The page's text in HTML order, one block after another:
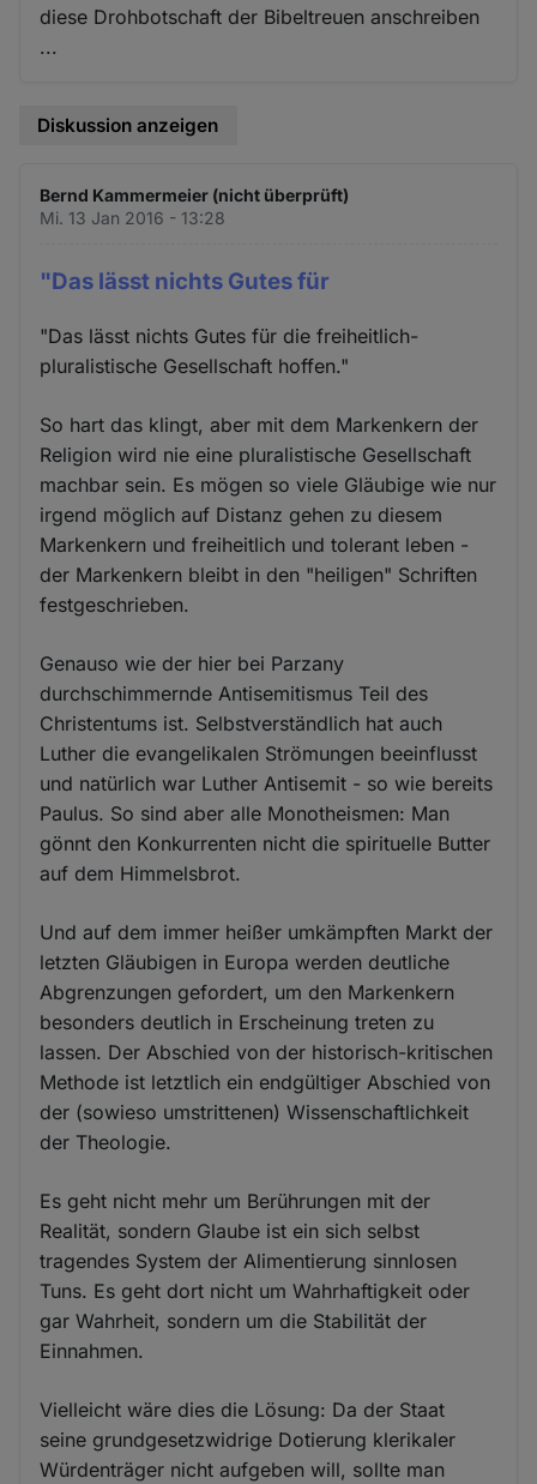
diese Drohbotschaft der Bibeltreuen anschreiben
...
Diskussion anzeigen
Bernd Kammermeier (nicht überprüft)
Mi. 13 Jan 2016 - 13:28
"Das lässt nichts Gutes für
"Das lässt nichts Gutes für die freiheitlich-
pluralistische Gesellschaft hoffen."
So hart das klingt, aber mit dem Markenkern der
Religion wird nie eine pluralistische Gesellschaft
machbar sein. Es mögen so viele Gläubige wie nur
irgend möglich auf Distanz gehen zu diesem
Markenkern und freiheitlich und tolerant leben -
der Markenkern bleibt in den "heiligen" Schriften
festgeschrieben.
Genauso wie der hier bei Parzany
durchschimmernde Antisemitismus Teil des
Christentums ist. Selbstverständlich hat auch
Luther die evangelikalen Strömungen beeinflusst
und natürlich war Luther Antisemit - so wie bereits
Paulus. So sind aber alle Monotheismen: Man
gönnt den Konkurrenten nicht die spirituelle Butter
auf dem Himmelsbrot.
Und auf dem immer heißer umkämpften Markt der
letzten Gläubigen in Europa werden deutliche
Abgrenzungen gefordert, um den Markenkern
besonders deutlich in Erscheinung treten zu
lassen. Der Abschied von der historisch-kritischen
Methode ist letztlich ein endgültiger Abschied von
der (sowieso umstrittenen) Wissenschaftlichkeit
der Theologie.
Es geht nicht mehr um Berührungen mit der
Realität, sondern Glaube ist ein sich selbst
tragendes System der Alimentierung sinnlosen
Tuns. Es geht dort nicht um Wahrhaftigkeit oder
gar Wahrheit, sondern um die Stabilität der
Einnahmen.
Vielleicht wäre dies die Lösung: Da der Staat
seine grundgesetzwidrige Dotierung klerikaler
Würdenträger nicht aufgeben will, sollte man